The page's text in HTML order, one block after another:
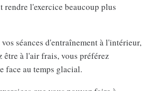
rendre l'exercice beaucoup plus
séances d'entraînement à l'intérieur,
être à l'air frais, vous préférez
face au temps glacial.